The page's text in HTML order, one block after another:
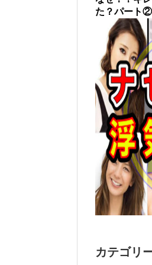
た？パート
カテゴリ